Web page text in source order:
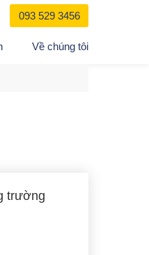
093 529 3456
Về chúng tôi
trường